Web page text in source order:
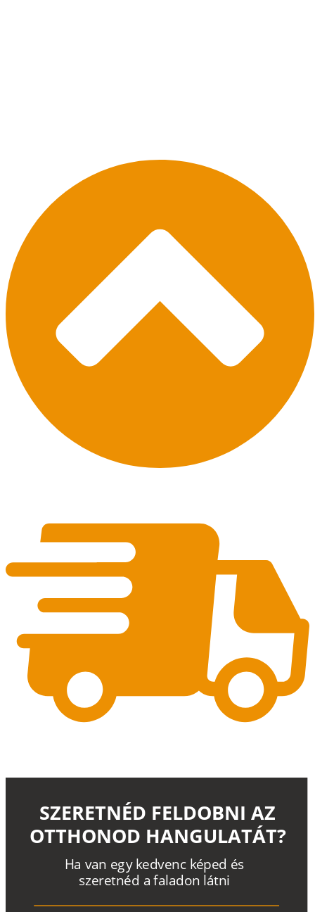
Ha van egy kedvenc képed és
szeretnéd a faladon látni
SZERETNÉD FELDOBNI AZ
OTTHONOD HANGULATÁT?